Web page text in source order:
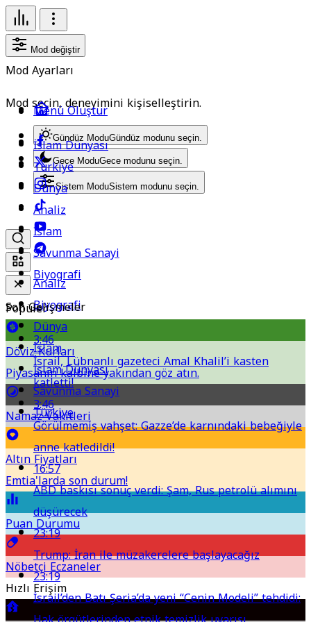
Mod değiştir
Mod Ayarları
Mod seçin, deneyimini kişiselleştirin.
Gündüz ModuGündüz modunu seçin.
Gece ModuGece modunu seçin.
Sistem ModuSistem modunu seçin.
Popüler
Döviz Kurları
Piyasanın kalbine yakından göz atın.
Namaz Vakitleri
Altın Fiyatları
Emtia'larda son durum!
Puan Durumu
Nöbetçi Eczaneler
Hızlı Erişim
Menü Oluştur
Analiz
Biyografi
Dünya
İslam
İslam Dünyası
Savunma Sanayi
Türkiye
İslam Dünyası
Türkiye
Dünya
Analiz
İslam
Savunma Sanayi
Biyografi
Son Gelişmeler
3:46
İsrail, Lübnanlı gazeteci Amal Khalil’i kasten
katletti!
3:46
Görülmemiş vahşet: Gazze’de karnındaki bebeğiyle
anne katledildi!
16:57
ABD baskısı sonuç verdi: Şam, Rus petrolü alımını
düşürecek
23:19
Trump: İran ile müzakerelere başlayacağız
23:19
İsrail’den Batı Şeria’da yeni “Cenin Modeli” tehdidi: